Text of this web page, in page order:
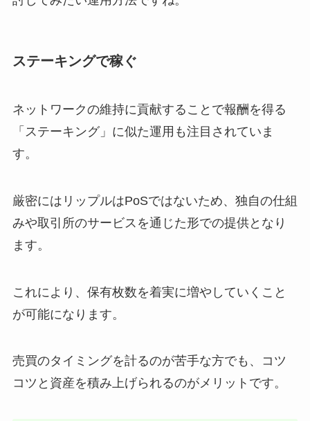
ステーキングで稼ぐ
ネットワークの維持に貢献することで報酬を得る
「ステーキング」に似た運用も注目されていま
す。
厳密にはリップルはPoSではないため、独自の仕組
みや取引所のサービスを通じた形での提供となり
ます。
これにより、保有枚数を着実に増やしていくこと
が可能になります。
売買のタイミングを計るのが苦手な方でも、コツ
コツと資産を積み上げられるのがメリットです。